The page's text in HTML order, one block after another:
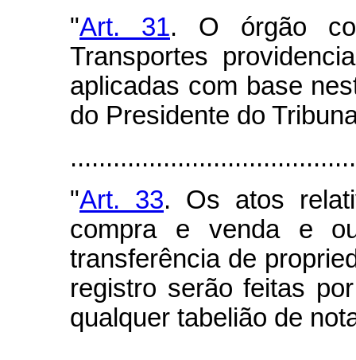
"Art. 31. O órgão
Transportes
aplicadas com base
do Presidente do
"Art. 33. Os atos
compra e venda e
transferência de
registro serão feitas
qualquer tabelião de